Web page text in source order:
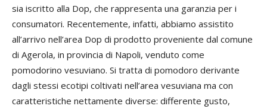
sia iscritto alla Dop, che rappresenta una garanzia per i
consumatori. Recentemente, infatti, abbiamo assistito
all’arrivo nell’area Dop di prodotto proveniente dal comune
di Agerola, in provincia di Napoli, venduto come
pomodorino vesuviano. Si tratta di pomodoro derivante
dagli stessi ecotipi coltivati nell’area vesuviana ma con
caratteristiche nettamente diverse: differente gusto,